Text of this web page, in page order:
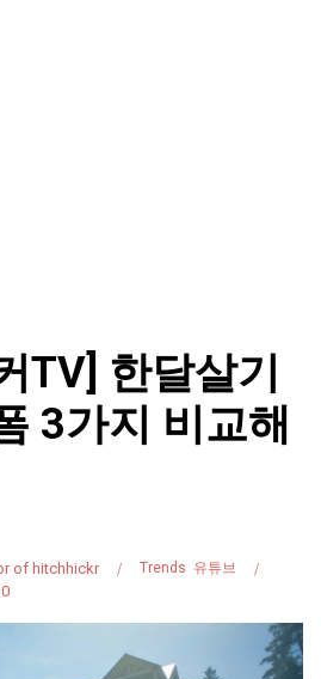
TV] 한달살기
3가지 비교해
of hitchhickr Trends 유튜브
0